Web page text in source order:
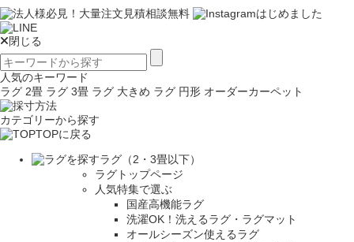
閉じる
人気のキーワード
ラグ 2畳 ラグ 3畳 ラグ 大きめ ラグ 円形 オーダーカーペット
カテゴリーから探す
TOPに戻る
ラグ（2・3畳以下）
ラグトップページ
人気特集で選ぶ
国産高機能ラグ
洗濯OK！洗えるラグ・ラグマット
オールシーズン使えるラグ